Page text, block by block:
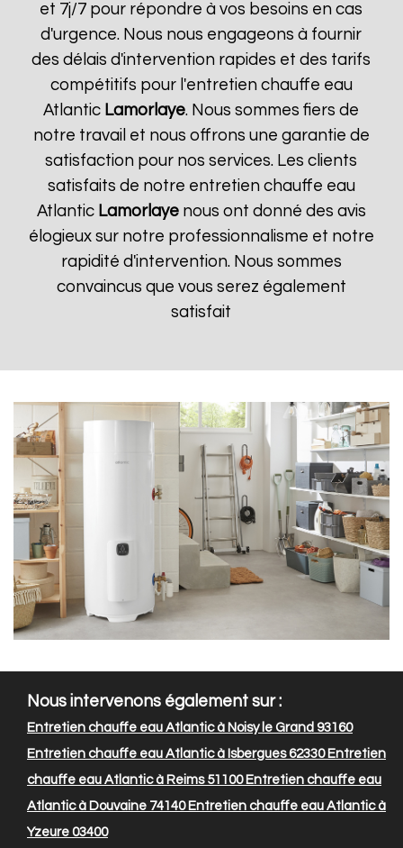
et 7j/7 pour répondre à vos besoins en cas
d'urgence. Nous nous engageons à fournir
des délais d'intervention rapides et des tarifs
compétitifs pour l'entretien chauffe eau
Atlantic Lamorlaye. Nous sommes fiers de
notre travail et nous offrons une garantie de
satisfaction pour nos services. Les clients
satisfaits de notre entretien chauffe eau
Atlantic Lamorlayenous ont donné des avis
élogieux sur notre professionnalisme et notre
rapidité d'intervention. Nous sommes
convaincus que vous serez également
satisfait
Nous intervenons également sur :
Entretien chauffe eau Atlantic à Noisy le Grand 93160
Entretien chauffe eau Atlantic à Isbergues 62330Entretien
chauffe eau Atlantic à Reims 51100Entretien chauffe eau
Atlantic à Douvaine 74140Entretien chauffe eau Atlantic à
Yzeure 03400